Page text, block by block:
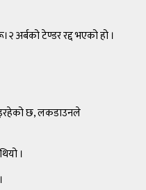
अर्बको टेण्डर रद्द भएको हो ।
छ, लकडाउनले
।